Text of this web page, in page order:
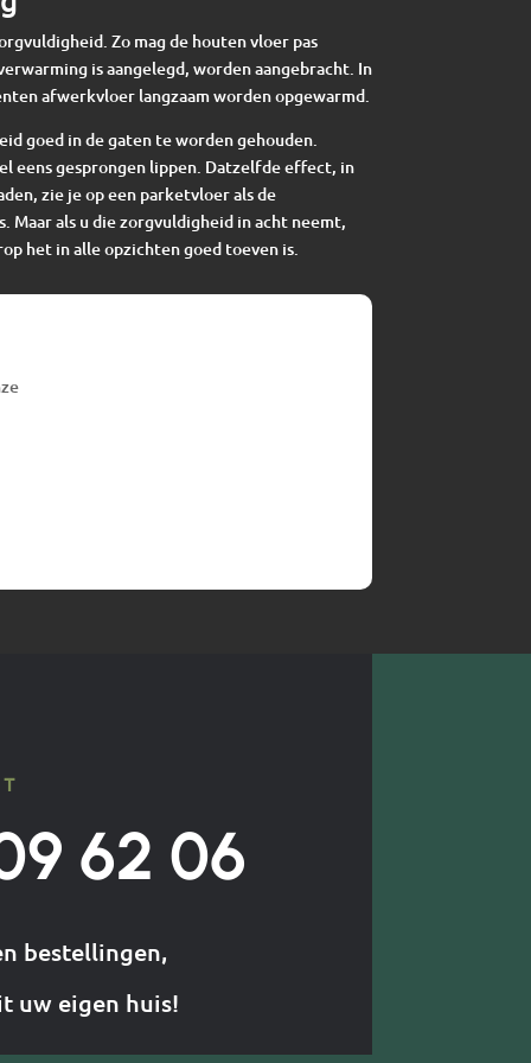
Zo mag de houten vloer pas
is aangelegd, worden aangebracht. In
afwerkvloer langzaam worden opgewarmd.
goed in de gaten te worden gehouden.
eens gesprongen lippen. Datzelfde effect, in
zie je op een parketvloer als de
als u die zorgvuldigheid in acht neemt,
het in alle opzichten goed toeven is.
62 06
bestellingen,
uw eigen huis!